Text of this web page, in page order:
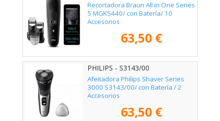
Recortadora Braun All in One Series
5 MGK5440/ con Batería/ 10
Accesorios
63,50 €
PHILIPS - S3143/00
Afeitadora Philips Shaver Series
3000 S3143/00/ con Batería / 2
Accesorios
63,50 €